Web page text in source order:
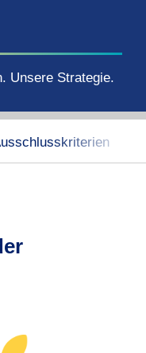
Unsere Strategie.